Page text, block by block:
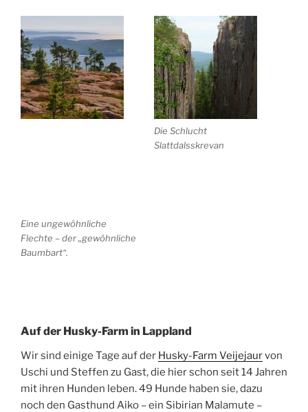
Die Schlucht
Slattdalsskrevan
Eine ungewöhnliche
Flechte – der „gewöhnliche
Baumbart“.
Auf der Husky-Farm in Lappland
Wir sind einige Tage auf der Husky-Farm Veijejaurvon
Uschi und Steffen zu Gast, die hier schon seit 14 Jahren
mit ihren Hunden leben. 49 Hunde haben sie, dazu
noch den Gasthund Aiko – ein Sibirian Malamute –